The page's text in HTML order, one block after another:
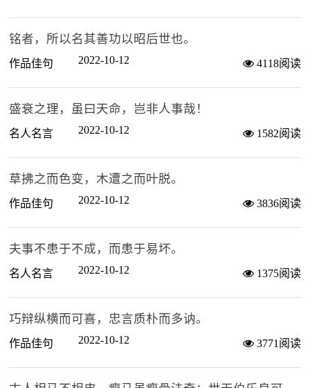
铭者，所以名其善功以昭后世也。
作品佳句 2022-10-12 4118阅读
盛衰之理，虽曰天命，岂非人事哉！
名人名言 2022-10-12 1582阅读
草拂之而色变，木遭之而叶脱。
作品佳句 2022-10-12 3836阅读
夫事不患于不成，而患于易坏。
名人名言 2022-10-12 1375阅读
巧辩纵横而可喜，忠言质朴而多讷。
作品佳句 2022-10-12 3771阅读